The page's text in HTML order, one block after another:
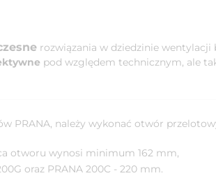
rozwiązania w dziedzinie
pod względem technicznym, ale
PRANA, należy wykonać otwór
otworu wynosi minimum 162 mm,
oraz PRANA 200C - 220 mm.